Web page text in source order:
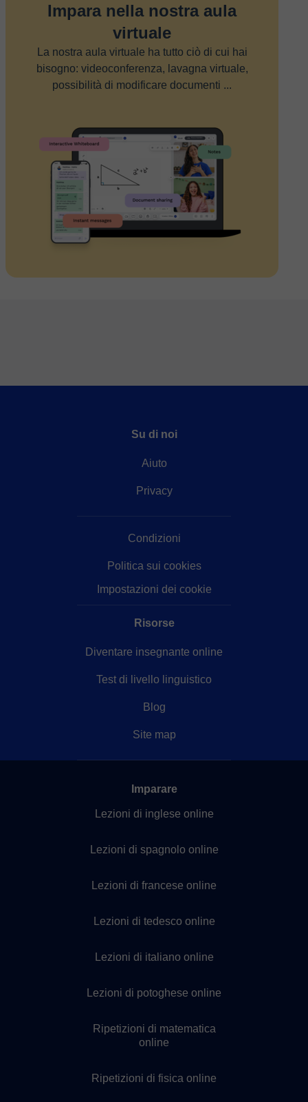
Impara nella nostra aula
virtuale
La nostra aula virtuale ha tutto ciò di cui hai
bisogno: videoconferenza, lavagna virtuale,
possibilità di modificare documenti ...
Su di noi
Aiuto
Privacy
Condizioni
Politica sui cookies
Impostazioni dei cookie
Risorse
Diventare insegnante online
Test di livello linguistico
Blog
Site map
Imparare
Lezioni di inglese online
Lezioni di spagnolo online
Lezioni di francese online
Lezioni di tedesco online
Lezioni di italiano online
Lezioni di potoghese online
Ripetizioni di matematica
online
Ripetizioni di fisica online